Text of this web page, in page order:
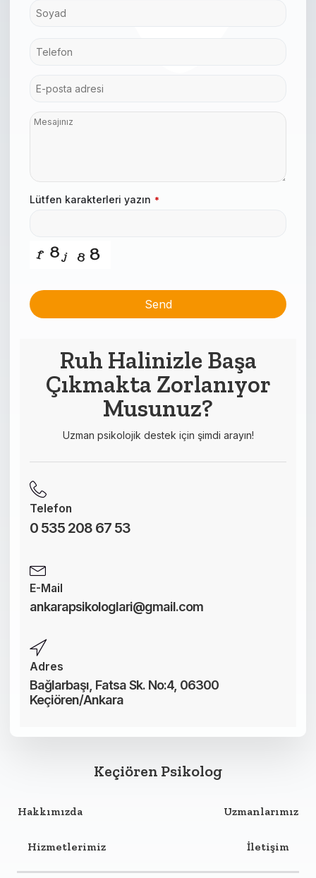
Ruh Halinizle Başa
Çıkmakta Zorlanıyor
Musunuz?
Uzman psikolojik destek için şimdi arayın!
Telefon
0 535 208 67 53
E-Mail
ankarapsikologlari@gmail.com
Adres
Bağlarbaşı, Fatsa Sk. No:4, 06300
Keçiören/Ankara
Lütfen karakterleri yazın *
Send
should
be left
blank
Keçiören Psikolog
Hakkımızda Uzmanlarımız
Hizmetlerimiz İletişim